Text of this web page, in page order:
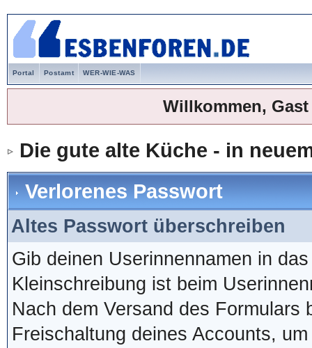
Portal Postamt WER-WIE-WAS
Willkommen, Gast
Die gute alte Küche - in
Verlorenes Passwort
Altes Passwort überschreiben
Gib deinen Userinnennamen in
Kleinschreibung ist beim
Nach dem Versand des Formulars
Freischaltung deines Accounts,